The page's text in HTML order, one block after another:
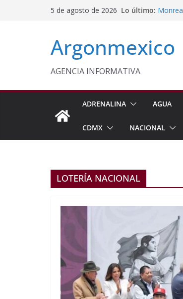
5 de agosto de 2026 Lo último:
Lluvias
Juárez
Argonmexico
AGENCIA INFORMATIVA
ADRENALINA AGUA
CDMX NACIONAL
LOTERÍA NACIONAL